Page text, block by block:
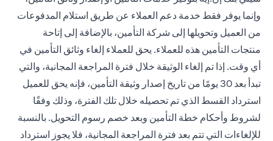
وإنما يوفر فقط خدمة دعم العملاء عن طريق استلام المدفوعات
من العميل وتحويلها إلى شركة التأمين، بالإضافة إلى إتاحة
منتجات التأمين هذه للعملاء. يحق للعملاء إلغاء وثائق التأمين في
أي وقت. إذا تم إلغاء الوثيقة خلال فترة المراجعة المجانية، والتي
تبدأ بعد 30 يومًا من تاريخ إصدار وثيقة التأمين، فإنه يحق للعميل
استرداد القسط الذي تم تحصيله خلال تلك الفترة، وذلك وفقًا
لشروط وأحكام خطة التأمين وبعد خصم رسوم التحويل. بالنسبة
للإلغاءات التي تتم بعد فترة المراجعة المجانية، فلا يجوز استرداد